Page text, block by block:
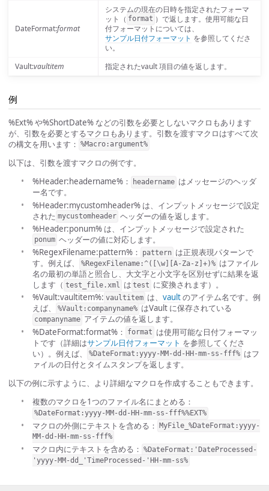
DateFormat:format
システムの現在の日時を指定されたフォーマ
ット（ format ）で返します。使用可能な日
付フォーマットについては、
サンプル日付フォーマット を参照してくださ
い。
Vault:vaultitem 指定されたvault 項目の値を返します。
例
%Ext% や%ShortDate% などの引数を必要としないマクロもあります
が、引数を必要とするマクロもあります。引数を渡すマクロはすべて次
の構文を用います： %Macro:argument%
以下は、引数を渡すマクロの例です。
%Header:headername%：
headername はメッセージのヘッダ
ー名です。
%Header:mycustomheader% は、インプットメッセージで設定
された mycustomheader ヘッダーの値を返します。
%Header:ponum% は、インプットメッセージで設定された
ponum ヘッダーの値に対応します。
%RegexFilename:pattern%：
pattern は正規表現パターンで
す。例えば、
%RegexFilename:^([\w][A-Za-z]+)% はファイル
名の最初の単語と照合し、大文字と小文字を区別せずに結果を返
します（ test_file.xml は test に変換されます）。
%Vault:vaultitem%: vaultitem は、 vaultのアイテム名です。例
えば、
%Vault:companyname% はVault に保存されている
companyname アイテムの値を返します。
%DateFormat:format%：
format は使用可能な日付フォーマッ
トです（詳細はサンプル日付フォーマット を参照してくださ
い）。例えば、
%DateFormat:yyyy-MM-dd-HH-mm-ss-fff% はフ
ァイルの日付とタイムスタンプを返します。
以下の例に示すように、より詳細なマクロを作成することもできます。
複数のマクロを1つのファイル名にまとめる：
%DateFormat:yyyy-MM-dd-HH-mm-ss-fff%%EXT%
マクロの外側にテキストを含める：
MyFile_%DateFormat:yyyy-
MM-dd-HH-mm-ss-fff%
マクロ内にテキストを含める： %DateFormat:'DateProcessed-
'yyyy-MM-dd_'TimeProcessed-'HH-mm-ss%